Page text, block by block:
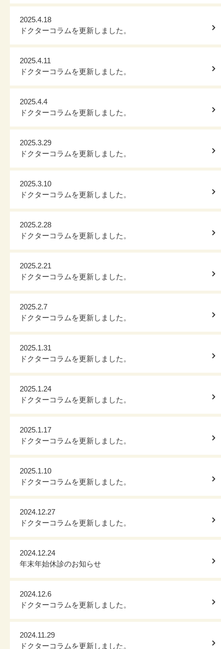
2025.4.18
ドクターコラムを更新しました。
2025.4.11
ドクターコラムを更新しました。
2025.4.4
ドクターコラムを更新しました。
2025.3.29
ドクターコラムを更新しました。
2025.3.10
ドクターコラムを更新しました。
2025.2.28
ドクターコラムを更新しました。
2025.2.21
ドクターコラムを更新しました。
2025.2.7
ドクターコラムを更新しました。
2025.1.31
ドクターコラムを更新しました。
2025.1.24
ドクターコラムを更新しました。
2025.1.17
ドクターコラムを更新しました。
2025.1.10
ドクターコラムを更新しました。
2024.12.27
ドクターコラムを更新しました。
2024.12.24
年末年始休診のお知らせ
2024.12.6
ドクターコラムを更新しました。
2024.11.29
ドクターコラムを更新しました。